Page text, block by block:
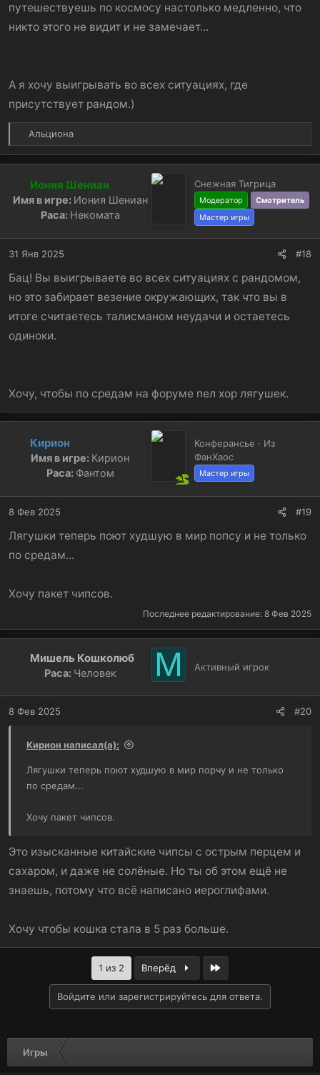
путешествуешь по космосу настолько медленно, что
никто этого не видит и не замечает...
А я хочу выигрывать во всех ситуациях, где
присутствует рандом.)
Р
е
ц
и
Альциона
Иония Шениан
Имя в игре: Иония Шениан
Раса: Некомата
Снежная Тигрица
Модератор
Смотритель
Мастер игры
31 Янв 2025 #18
Бац! Вы выигрываете во всех ситуациях с рандомом,
но это забирает везение окружающих, так что вы в
итоге считаетесь талисманом неудачи и остаетесь
одиноки.
Хочу, чтобы по средам на форуме пел хор лягушек.
Кирион
Имя в игре: Кирион
Раса: Фантом
Конферансье · Из
ФанХаос
Мастер игры
8 Фев 2025 #19
Лягушки теперь поют худшую в мир попсу и не только
по средам...
Хочу пакет чипсов.
Последнее редактирование: 8 Фев 2025
Мишель Кошколюб
Раса: Человек М Активный игрок
8 Фев 2025 #20
Кирион написал(а):
Лягушки теперь поют худшую в мир порчу и не только
по средам...
Хочу пакет чипсов.
Это изысканные китайские чипсы с острым перцем и
сахаром, и даже не солёные. Но ты об этом ещё не
знаешь, потому что всё написано иероглифами.
Хочу чтобы кошка стала в 5 раз больше.
1 из 2 Вперёд
Войдите или зарегистрируйтесь для ответа.
Игры